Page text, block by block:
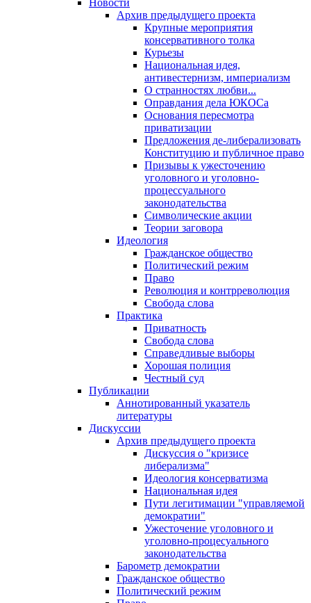
Новости
Архив предыдущего проекта
Крупные мероприятия
консервативного толка
Курьезы
Национальная идея,
антивестернизм, империализм
О странностях любви...
Оправдания дела ЮКОСа
Основания пересмотра
приватизации
Предложения де-либерализовать
Конституцию и публичное право
Призывы к ужесточению
уголовного и уголовно-
процессуального
законодательства
Символические акции
Теории заговора
Идеология
Гражданское общество
Политический режим
Право
Революция и контрреволюция
Свобода слова
Практика
Приватность
Свобода слова
Справедливые выборы
Хорошая полиция
Честный суд
Публикации
Аннотированный указатель
литературы
Дискуссии
Архив предыдущего проекта
Дискуссия о "кризисе
либерализма"
Идеология консерватизма
Национальная идея
Пути легитимации "управляемой
демократии"
Ужесточение уголовного и
уголовно-процесуального
законодательства
Барометр демократии
Гражданское общество
Политический режим